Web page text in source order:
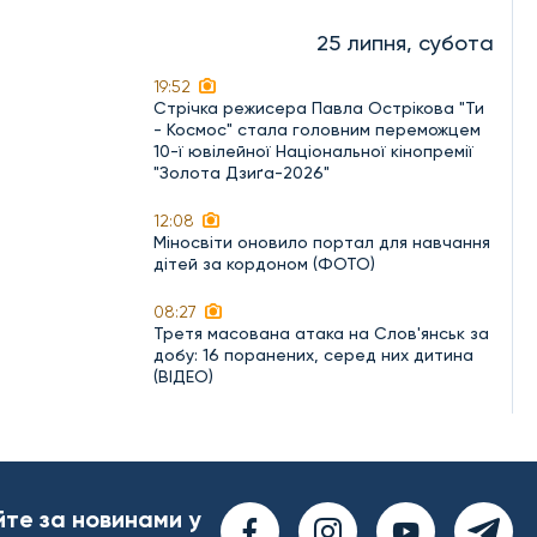
25 липня, субота
19:52
Стрічка режисера Павла Острікова "Ти
- Космос" стала головним переможцем
10-ї ювілейної Національної кінопремії
"Золота Дзиґа-2026"
12:08
Міносвіти оновило портал для навчання
дітей за кордоном (ФОТО)
08:27
Третя масована атака на Слов'янськ за
добу: 16 поранених, серед них дитина
(ВІДЕО)
за новинами у